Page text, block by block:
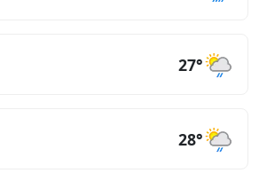
27°
28°